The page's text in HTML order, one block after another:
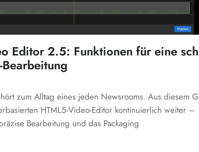
Editor 2.5: Funktionen für eine sch
zum Alltag eines jeden Newsrooms. Aus diesem G
HTML5-Video-Editor kontinuierlich weiter –
Bearbeitung und das Packaging